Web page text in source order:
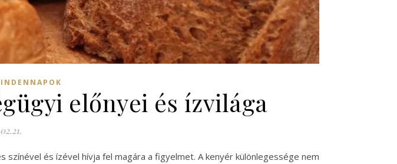
előnyei és ízvilága
és ízével hívja fel magára a figyelmet. A kenyér különlegessége nem